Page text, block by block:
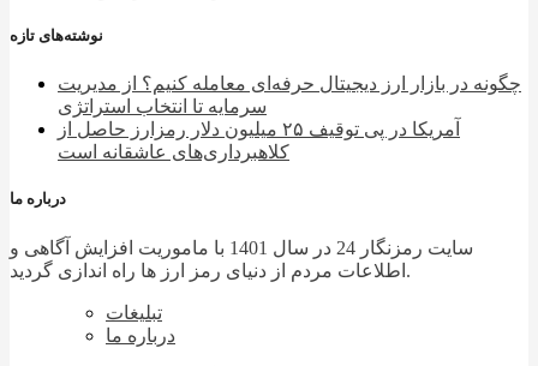
نوشته‌های تازه
چگونه در بازار ارز دیجیتال حرفه‌ای معامله کنیم؟ از مدیریت
سرمایه تا انتخاب استراتژی
آمریکا در پی توقیف ۲۵ میلیون دلار رمزارز حاصل از
کلاهبرداری‌های عاشقانه است
درباره ما
سایت رمزنگار 24 در سال 1401 با ماموریت افزایش آگاهی و
اطلاعات مردم از دنیای رمز ارز ها راه اندازی گردید.
تبلیغات
درباره ما